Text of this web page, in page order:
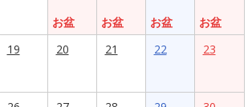
お盆
お盆
お盆
お盆
19 20 21 22 23